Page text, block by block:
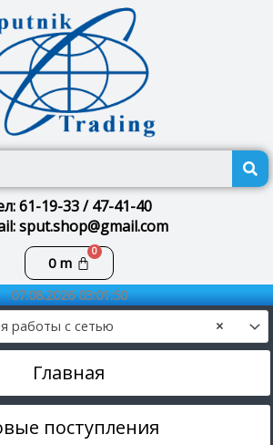
61-19-33 / 47-41-40
sput.shop@gmail.com
0m
Корзина
07.08.2026 03:01:50
×
работы с сетью
Главная
поступления